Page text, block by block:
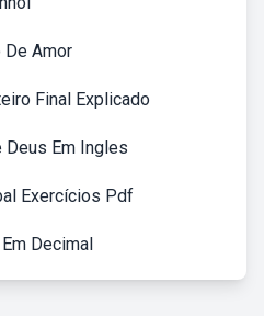
De Amor
Final Explicado
Deus Em Ingles
Exercícios Pdf
Decimal